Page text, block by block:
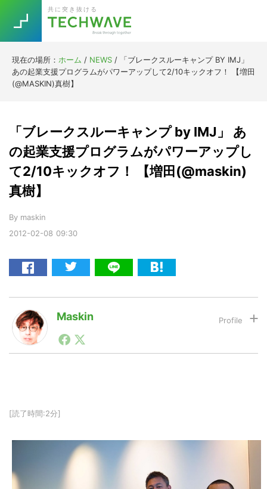
primary
navigation
main
content
primary
sidebar
footer
共に突き抜ける
現在の場所： ホーム / NEWS / 「ブレークスルーキャンプ BY IMJ」
あの起業支援プログラムがパワーアップして2/10キックオフ！ 【増田
(@MASKIN)真樹】
2012-02-08 09:30
「ブレークスルーキャンプ by IMJ」 あ
の起業支援プログラムがパワーアップし
て2/10キックオフ！ 【増田(@maskin)
真樹】
By maskin
Maskin
1990年代初頭から記者としてまた起業家としてITスタ
ートアップ業界のハードウェアからソフトウェアの事業
スクとして数億PV事業に。世界最大IT系メディア（ス
注力中。
[読了時間:2分]
TOPICS
RE:LIFE
AI
暗号資産
Drone
[Startup]
[Voice Edition]
[YouTube]
LINE
投資家登録
Trend
Keywords
今話題の注目キーワード
5G Asana テレワーク
ニューノーマル